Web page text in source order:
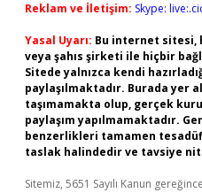
Reklam ve İletişim: Skype:
Yasal Uyarı: Bu internet sitesi,
veya şahıs şirketi ile hiçbir
Sitede yalnızca kendi
paylaşılmaktadır. Burada yer
taşımamakta olup, gerçek
paylaşım yapılmamaktadır.
benzerlikleri tamamen
taslak halindedir ve tavsiye
Sitemiz, 5651 Sayılı Kanun